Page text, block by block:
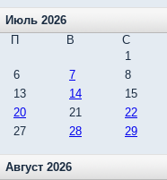
Июль 2026
П
В С
1
6
7 8
13
14 15
20
21 22
27
28 29
Август 2026